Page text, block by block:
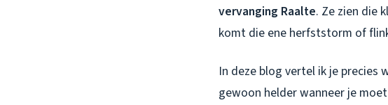
vervanging Raalte. Ze zien die
komt die ene herfststorm of
In deze blog vertel ik je precies
gewoon helder wanneer je